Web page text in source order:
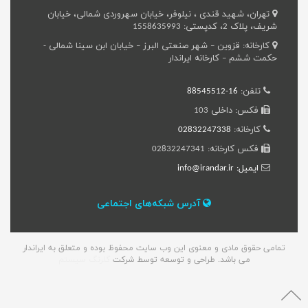
تهران، شهید قندی ، نیلوفر، خیابان سهروردی شمالی، خیابان
شریف، پلاک 2، کدپستی: 1558635993
کارخانه: قزوین – شهر صنعتی البرز – خیابان ابن سینا شمالی -
حکمت ششم – کارخانه ایراندار
تلفن: 16-88545512
فکس: داخلی 103
کارخانه: 02832247338
فکس کارخانه: 02832247341
ایمیل: info@irandar.ir
آدرس شبکه‌های اجتماعی
تمامی حقوق مادی و معنوی این وب سایت محفوظ بوده و متعلق به ایراندار
می باشد. طراحی و توسعه توسط شرکت